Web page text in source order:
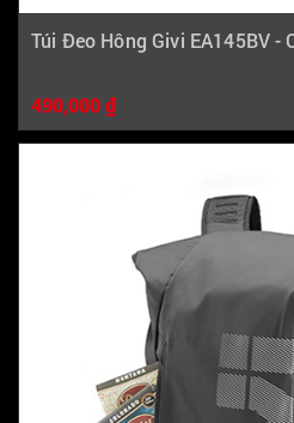
Túi Đeo Hông Givi EA145BV -
490,000 ₫